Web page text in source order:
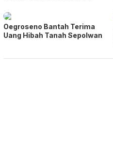
Oegroseno Bantah Terima
Uang Hibah Tanah Sepolwan